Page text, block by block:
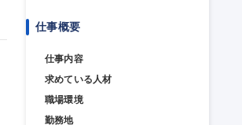
仕事概要
仕事内容
求めている人材
職場環境
勤務地